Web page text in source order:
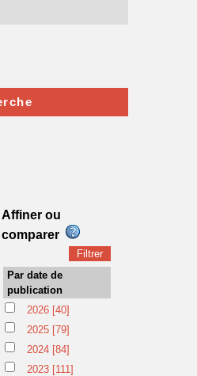
Affiner ou
comparer
Par date de
publication
2026 [40]
2025 [79]
2024 [84]
2023 [111]